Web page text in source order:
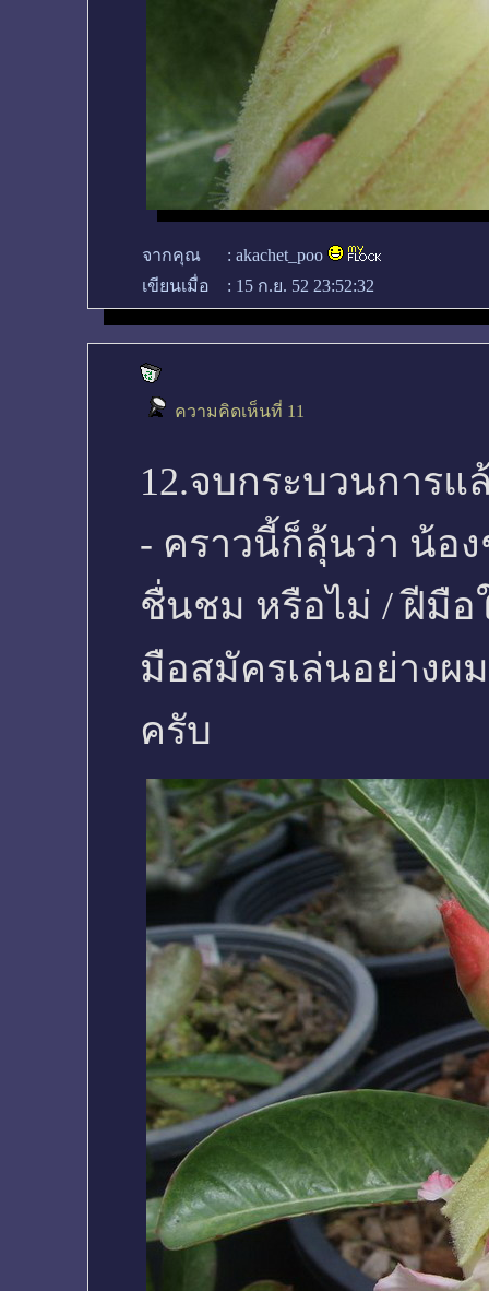
จากคุณ : akachet_poo
เขียนเมื่อ
: 15 ก.ย. 52 23:52:32
ความคิดเห็นที่ 11
12.จบกระบวนการแ
- คราวนี้ก็ลุ้นว่า น้อ
ชื่นชม หรือไม่ / ฝีมือ
มือสมัครเล่นอย่างผ
ครับ